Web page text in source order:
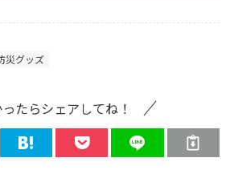
災グッズ
たらシェアしてね！